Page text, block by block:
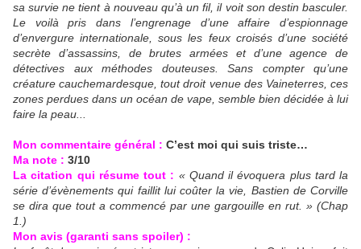
sa survie ne tient à nouveau qu’à un fil, il voit son destin basculer.
Le voilà pris dans l’engrenage d’une affaire d’espionnage
d’envergure internationale, sous les feux croisés d’une société
secrète d’assassins, de brutes armées et d’une agence de
détectives aux méthodes douteuses. Sans compter qu’une
créature cauchemardesque, tout droit venue des Vaineterres, ces
zones perdues dans un océan de vape, semble bien décidée à lui
faire la peau...
Mon commentaire général : C’est moi qui suis triste…
Ma note : 3/10
La citation qui résume tout : « Quand il évoquera plus tard la
série d’évènements qui faillit lui coûter la vie, Bastien de Corville
se dira que tout a commencé par une gargouille en rut. » (Chap
1.)
Mon avis (garanti sans spoiler) :